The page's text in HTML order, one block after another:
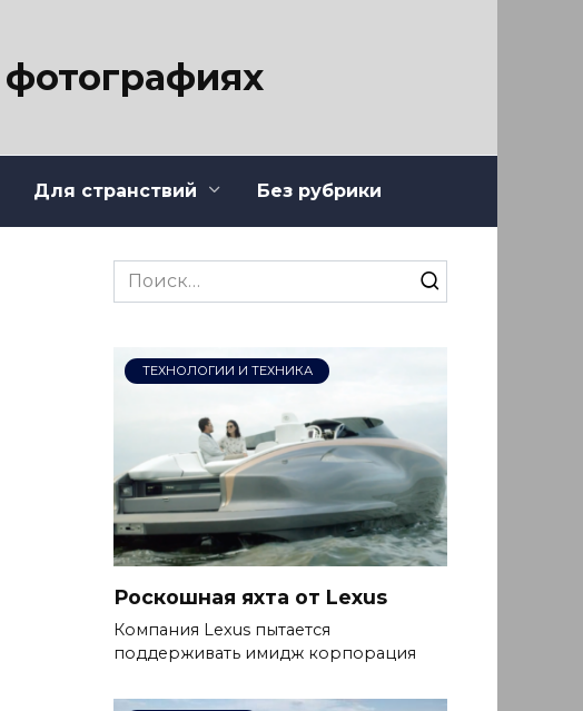
Для странствий Без рубрики
Search
for:
ТЕХНОЛОГИИ И ТЕХНИКА
Роскошная яхта от Lexus
Компания Lexus пытается
поддерживать имидж корпорация